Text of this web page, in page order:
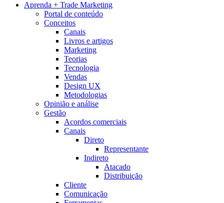
Aprenda + Trade Marketing
Portal de conteúdo
Conceitos
Canais
Livros e artigos
Marketing
Teorias
Tecnologia
Vendas
Design UX
Metodologias
Opinião e análise
Gestão
Acordos comerciais
Canais
Direto
Representante
Indireto
Atacado
Distribuição
Cliente
Comunicação